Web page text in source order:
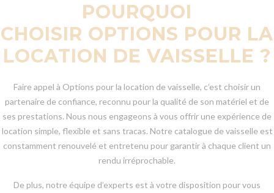
POURQUOI
CHOISIR OPTIONS POUR LA
LOCATION DE VAISSELLE ?
Faire appel à Options pour la location de vaisselle, c’est choisir un
partenaire de confiance, reconnu pour la qualité de son matériel et de
ses prestations. Nous nous engageons à vous offrir une expérience de
location simple, flexible et sans tracas. Notre catalogue de vaisselle est
constamment renouvelé et entretenu pour garantir à chaque client un
rendu irréprochable.
De plus, notre équipe d’experts est à votre disposition pour vous